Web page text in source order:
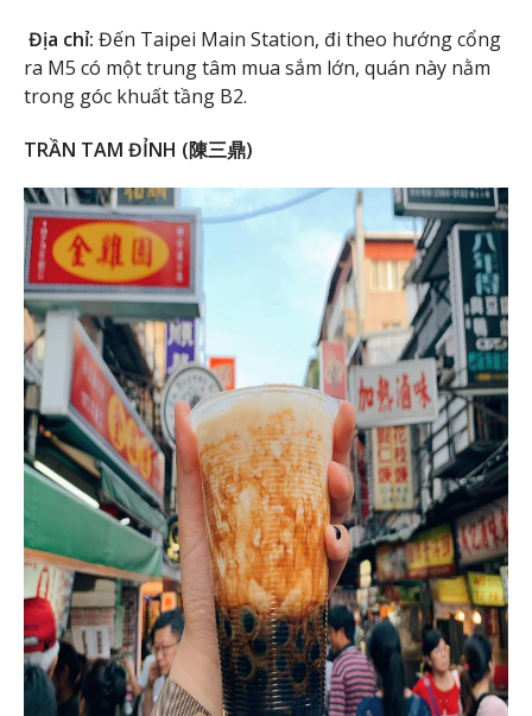
Địa chỉ: Đến Taipei Main Station, đi theo hướng cổng
ra M5 có một trung tâm mua sắm lớn, quán này nằm
trong góc khuất tầng B2.
TRẦN TAM ĐỈNH (陳三鼎)